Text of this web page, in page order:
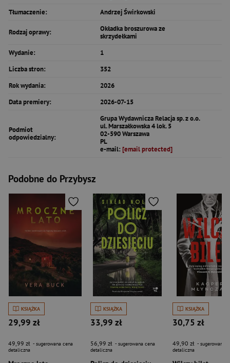
Tłumaczenie:
Andrzej Świrkowski
Rodzaj oprawy:
Okładka broszurowa ze
skrzydełkami
Wydanie:
1
Liczba stron:
352
Rok wydania:
2026
Data premiery:
2026-07-15
Podmiot
odpowiedzialny:
Grupa Wydawnicza Relacja sp. z o.o.
ul. Marszałkowska 4 lok. 5
02-590 Warszawa
PL
e-mail: [email protected]
Podobne do Przybysz
KSIĄŻKA
29,99 zł
49,99 zł - sugerowana cena
detaliczna
KSIĄŻKA
33,99 zł
56,99 zł - sugerowana cena
detaliczna
KSIĄŻKA
30,75 zł
49,90 zł - sugerowana
detaliczna